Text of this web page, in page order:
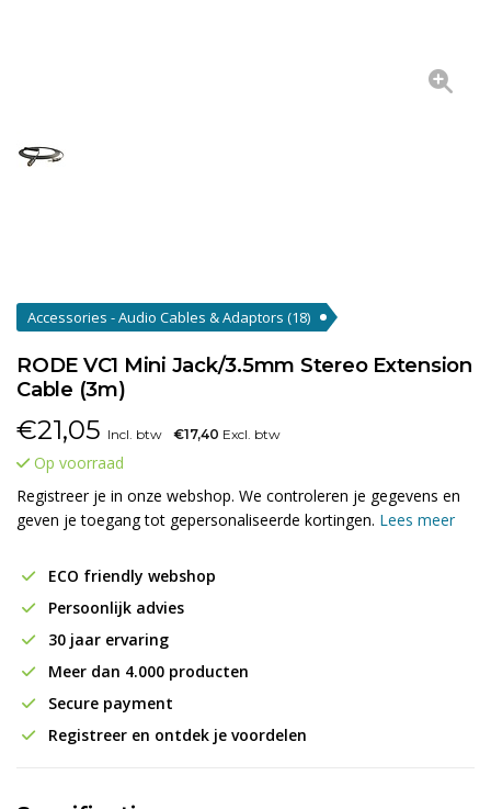
Accessories - Audio Cables & Adaptors (18)
RODE VC1 Mini Jack/3.5mm Stereo Extension
Cable (3m)
€21,05 Incl. btw €17,40 Excl. btw
Op voorraad
Registreer je in onze webshop. We controleren je gegevens en
geven je toegang tot gepersonaliseerde kortingen. Lees meer
ECO friendly webshop
Persoonlijk advies
30 jaar ervaring
Meer dan 4.000 producten
Secure payment
Registreer en ontdek je voordelen